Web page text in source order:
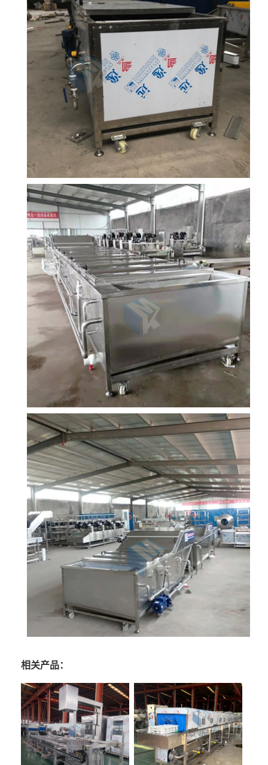
相关产品：